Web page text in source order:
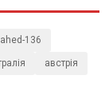
136
австрія